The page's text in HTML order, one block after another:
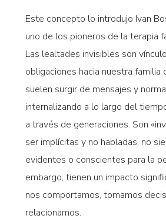
Este concepto lo introdujo Ivan
uno de los pioneros de la terapia
Las lealtades invisibles son
obligaciones hacia nuestra familia
suelen surgir de mensajes y
internalizando a lo largo del
a través de generaciones. Son
ser implícitas y no habladas, no
evidentes o conscientes para la
embargo, tienen un impacto
nos comportamos, tomamos
relacionamos.